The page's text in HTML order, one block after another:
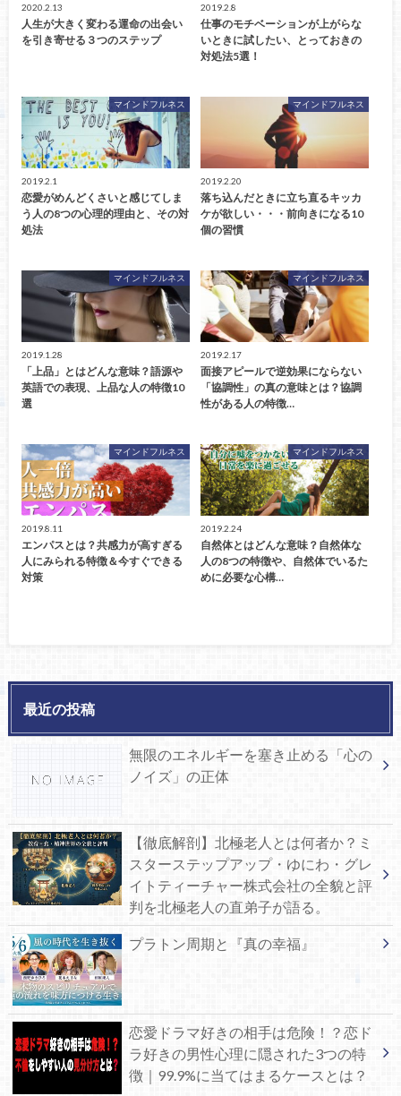
2020.2.13
人生が大きく変わる運命の出会い
を引き寄せる３つのステップ
2019.2.8
仕事のモチベーションが上がらな
いときに試したい、とっておきの
対処法5選！
マインドフルネス
2019.2.1
恋愛がめんどくさいと感じてしま
う人の8つの心理的理由と、その対
処法
マインドフルネス
2019.2.20
落ち込んだときに立ち直るキッカ
ケが欲しい・・・前向きになる10
個の習慣
マインドフルネス
2019.1.28
「上品」とはどんな意味？語源や
英語での表現、上品な人の特徴10
選
マインドフルネス
2019.2.17
面接アピールで逆効果にならない
「協調性」の真の意味とは？協調
性がある人の特徴…
マインドフルネス
2019.8.11
エンパスとは？共感力が高すぎる
人にみられる特徴＆今すぐできる
対策
マインドフルネス
2019.2.24
自然体とはどんな意味？自然体な
人の8つの特徴や、自然体でいるた
めに必要な心構…
最近の投稿
無限のエネルギーを塞き止める「心の
ノイズ」の正体
【徹底解剖】北極老人とは何者か？ミ
スターステップアップ・ゆにわ・グレ
イトティーチャー株式会社の全貌と評
判を北極老人の直弟子が語る。
プラトン周期と『真の幸福』
恋愛ドラマ好きの相手は危険！？恋ド
ラ好きの男性心理に隠された3つの特
徴｜99.9%に当てはまるケースとは？